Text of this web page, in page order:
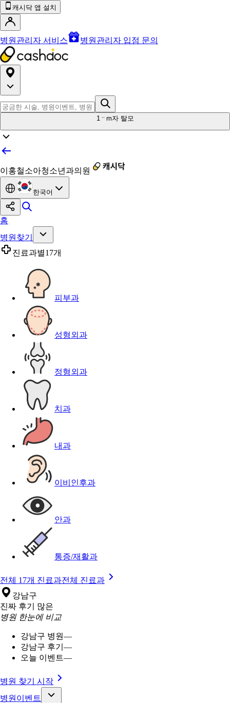
캐시닥 앱 설치
병원관리자 서비스 병원관리자 입점 문의
1 m자 탈모
이홍철소아청소년과의원
한국어
홈
병원찾기
진료과별17개
피부과
성형외과
정형외과
치과
내과
이비인후과
안과
통증/재활과
전체 17개 진료과전체 진료과
강남구
진짜 후기 많은
병원 한눈에 비교
강남구 병원—
강남구 후기 —
오늘 이벤트—
병원 찾기 시작
병원이벤트